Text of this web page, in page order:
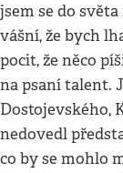
jsem se do
vášní, že bych
pocit, že něco
na psaní talent.
Dostojevského,
nedovedl
co by se mohlo